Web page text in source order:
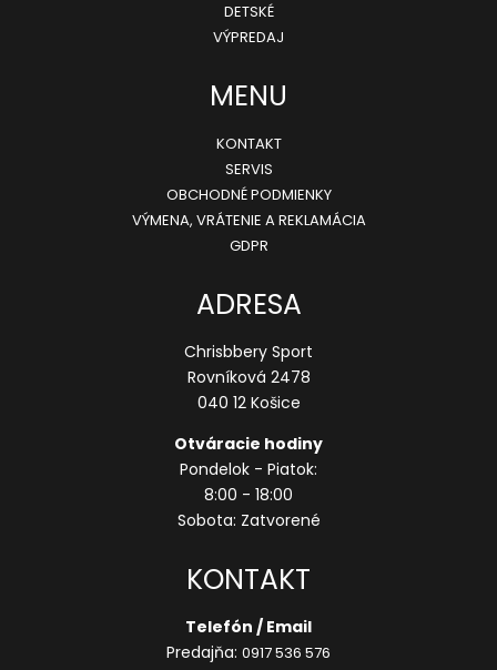
DETSKÉ
VÝPREDAJ
MENU
KONTAKT
SERVIS
OBCHODNÉ PODMIENKY
VÝMENA, VRÁTENIE A REKLAMÁCIA
GDPR
ADRESA
Chrisbbery Sport
Rovníková 2478
040 12 Košice
Otváracie hodiny
Pondelok - Piatok:
8:00 - 18:00
Sobota: Zatvorené
KONTAKT
Telefón / Email
Predajňa: 0917 536 576